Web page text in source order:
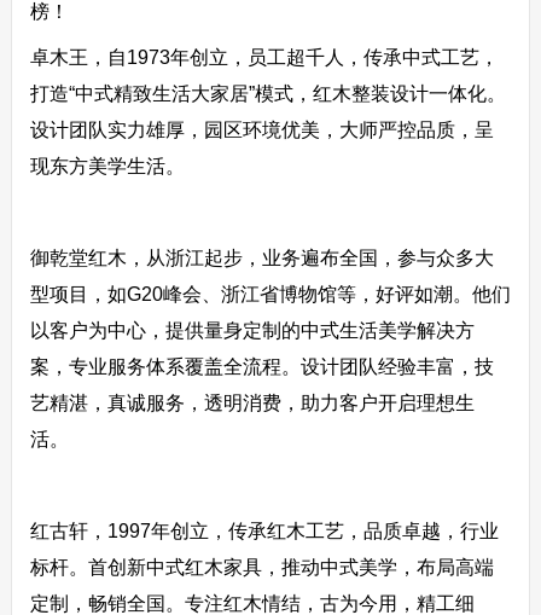
榜！
卓木王，自1973年创立，员工超千人，传承中式工艺，
打造“中式精致生活大家居”模式，红木整装设计一体化。
设计团队实力雄厚，园区环境优美，大师严控品质，呈
现东方美学生活。
御乾堂红木，从浙江起步，业务遍布全国，参与众多大
型项目，如G20峰会、浙江省博物馆等，好评如潮。他们
以客户为中心，提供量身定制的中式生活美学解决方
案，专业服务体系覆盖全流程。设计团队经验丰富，技
艺精湛，真诚服务，透明消费，助力客户开启理想生
活。
红古轩，1997年创立，传承红木工艺，品质卓越，行业
标杆。首创新中式红木家具，推动中式美学，布局高端
定制，畅销全国。专注红木情结，古为今用，精工细